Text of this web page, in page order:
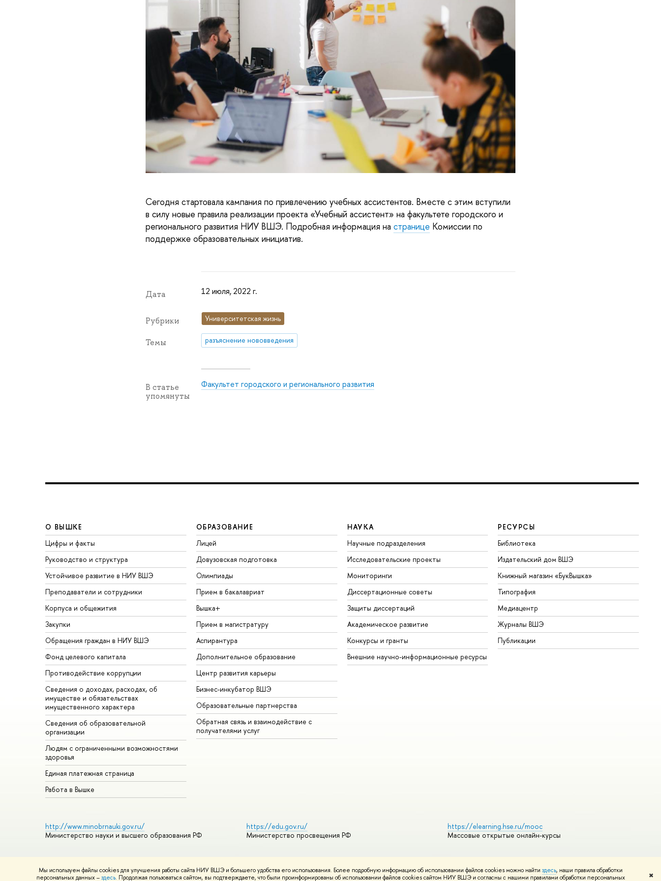
Мы используем файлы cookies для улучшения работы сайта НИУ ВШЭ и большего удобства его использования. Более подробную информацию об использовании файлов cookies можно найти здесь, наши правила обработки
персональных данных –здесь. Продолжая пользоваться сайтом, вы подтверждаете, что были проинформированы об использовании файлов cookies сайтом НИУ ВШЭ и согласны с нашими правилами обработки персональных ✖
Сегодня стартовала кампания по привлечению учебных ассистентов. Вместе с этим вступили
в силу новые правила реализации проекта «Учебный ассистент» на факультете городского и
регионального развития НИУ ВШЭ. Подробная информация на странице Комиссии по
поддержке образовательных инициатив.
Дата 12 июля, 2022 г.
Рубрики Университетская жизнь
Темы разъяснение нововведения
В статье
упомянуты
Факультет городского и регионального развития
О ВЫШКЕ
Цифры и факты
Руководство и структура
Устойчивое развитие в НИУ ВШЭ
Преподаватели и сотрудники
Корпуса и общежития
Закупки
Обращения граждан в НИУ ВШЭ
Фонд целевого капитала
Противодействие коррупции
Сведения о доходах, расходах, об
имуществе и обязательствах
имущественного характера
Сведения об образовательной
организации
Людям с ограниченными возможностями
здоровья
Единая платежная страница
Работа в Вышке
ОБРАЗОВАНИЕ
Лицей
Довузовская подготовка
Олимпиады
Прием в бакалавриат
Вышка+
Прием в магистратуру
Аспирантура
Дополнительное образование
Центр развития карьеры
Бизнес-инкубатор ВШЭ
Образовательные партнерства
Обратная связь и взаимодействие с
получателями услуг
НАУКА
Научные подразделения
Исследовательские проекты
Мониторинги
Диссертационные советы
Защиты диссертаций
Академическое развитие
Конкурсы и гранты
Внешние научно-информационные ресурсы
РЕСУРСЫ
Библиотека
Издательский дом ВШЭ
Книжный магазин «БукВышка»
Типография
Медиацентр
Журналы ВШЭ
Публикации
http://www.minobrnauki.gov.ru/
Министерство науки и высшего образования РФ
https://edu.gov.ru/
Министерство просвещения РФ
https://elearning.hse.ru/mooc
Массовые открытые онлайн-курсы
© НИУ ВШЭ 1993–2026 Адреса и контактыУсловия использования материаловПолитика конфиденциальностиКарта сайта
Редактору